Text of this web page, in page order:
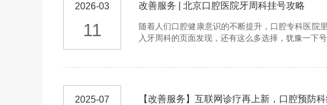
2026-03
11
改善服务 | 北京口腔医院牙周科挂号攻略
随着人们口腔健康意识的不断提升，口腔专科医院
入牙周科的页面发现，还有这么多选择，犹豫一下
2025-07 【改善服务】互联网诊疗再上新，口腔预防